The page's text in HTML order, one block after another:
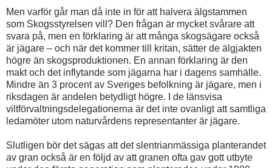
Men varför går man då inte in för att halvera älgstammen
som Skogsstyrelsen vill? Den frågan är mycket svårare att
svara på, men en förklaring är att många skogsägare också
är jägare – och när det kommer till kritan, sätter de älgjakten
högre än skogsproduktionen. En annan förklaring är den
makt och det inflytande som jägarna har i dagens samhälle.
Mindre än 3 procent av Sveriges befolkning är jägare, men i
riksdagen är andelen betydligt högre. I de länsvisa
viltförvaltningsdelegationerna är det inte ovanligt att samtliga
ledamöter utom naturvårdens representanter är jägare.
Slutligen bör det sägas att det slentrianmässiga planterandet
av gran också är en följd av att granen ofta gav gott utbyte